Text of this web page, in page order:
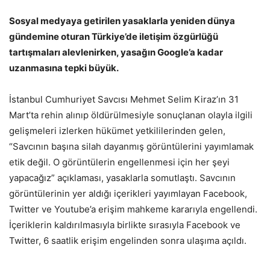
Sosyal medyaya getirilen yasaklarla yeniden dünya
gündemine oturan Türkiye’de iletişim özgürlüğü
tartışmaları alevlenirken, yasağın Google’a kadar
uzanmasına tepki büyük.
İstanbul Cumhuriyet Savcısı Mehmet Selim Kiraz’ın 31
Mart’ta rehin alınıp öldürülmesiyle sonuçlanan olayla ilgili
gelişmeleri izlerken hükümet yetkililerinden gelen,
“Savcının başına silah dayanmış görüntülerini yayımlamak
etik değil. O görüntülerin engellenmesi için her şeyi
yapacağız” açıklaması, yasaklarla somutlaştı. Savcının
görüntülerinin yer aldığı içerikleri yayımlayan Facebook,
Twitter ve Youtube’a erişim mahkeme kararıyla engellendi.
İçeriklerin kaldırılmasıyla birlikte sırasıyla Facebook ve
Twitter, 6 saatlik erişim engelinden sonra ulaşıma açıldı.